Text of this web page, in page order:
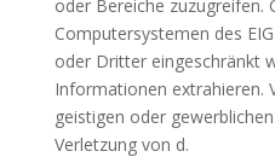
oder Bereiche zuzugreifen.
Computersystemen des
oder Dritter eingeschränkt
Informationen extrahieren.
geistigen oder
Verletzung von d.